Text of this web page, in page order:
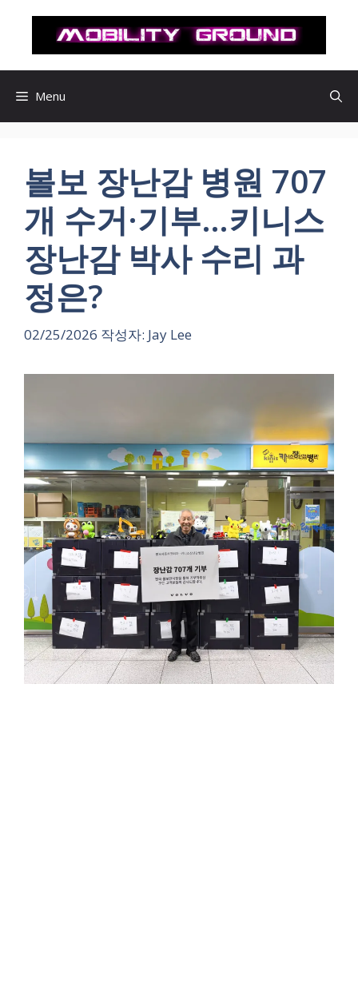
로
Menu
볼보 장난감 병원 707
개 수거·기부…키니스
장난감 박사 수리 과
정은?
02/25/2026 작성자: Jay Lee